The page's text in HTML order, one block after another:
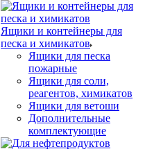
Ящики и контейнеры для
песка и химикатов
Ящики для песка
пожарные
Ящики для соли,
реагентов, химикатов
Ящики для ветоши
Дополнительные
комплектующие